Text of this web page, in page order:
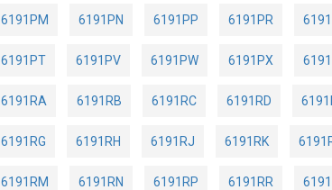
6191PM 6191PN 6191PP 6191PR
6191PT 6191PV 6191PW 6191PX
6191RA 6191RB 6191RC 6191RD
6191RG 6191RH 6191RJ 6191RK
6191RM 6191RN 6191RP 6191RR